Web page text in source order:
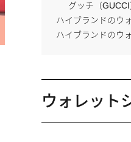
グッチ（
ハイブランドのウ
ハイブランドのウ
ウォレット